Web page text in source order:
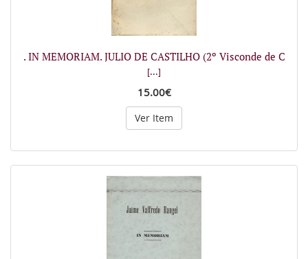
. IN MEMORIAM. JULIO DE CASTILHO (2º Visconde de C
[...]
15.00€
Ver Item